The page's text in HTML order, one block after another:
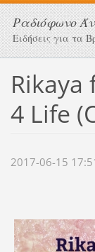
Ραδιόφωνο
Ειδήσεις για τα
Rikaya
4 Life
2017-06-15